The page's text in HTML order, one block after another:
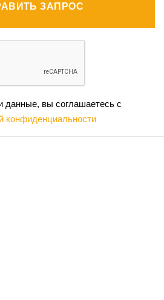
ЗАПРОС
данные, вы соглашаетесь с
конфиденциальности